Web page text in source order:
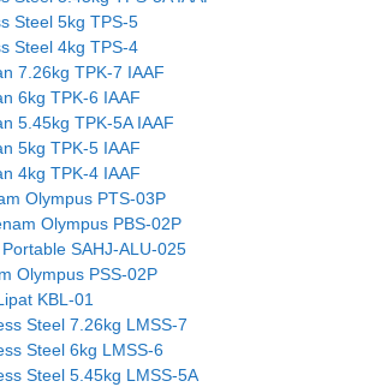
Steel 5kg TPS-5
Steel 4kg TPS-4
7.26kg TPK-7 IAAF
6kg TPK-6 IAAF
5.45kg TPK-5A IAAF
5kg TPK-5 IAAF
4kg TPK-4 IAAF
Olympus PTS-03P
Olympus PBS-02P
SAHJ-ALU-025
Olympus PSS-02P
KBL-01
Steel 7.26kg LMSS-7
Steel 6kg LMSS-6
Steel 5.45kg LMSS-5A